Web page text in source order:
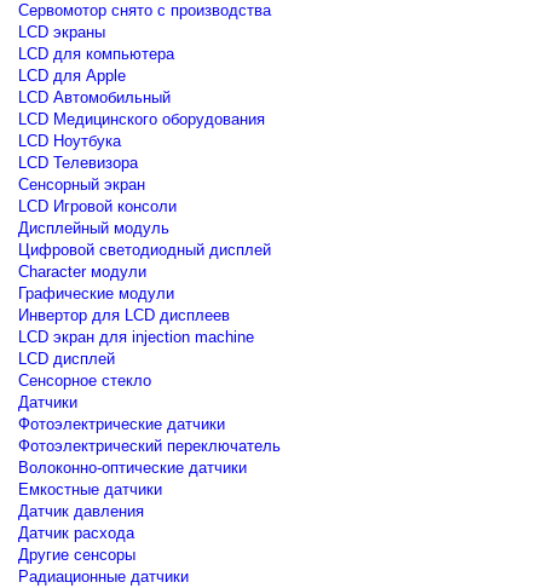
Сервомотор снято с производства
LCD экраны
LCD для компьютера
LCD для Apple
LCD Автомобильный
LCD Медицинского оборудования
LCD Ноутбука
LCD Телевизора
Сенсорный экран
LCD Игровой консоли
Дисплейный модуль
Цифровой светодиодный дисплей
Сharacter модули
Графические модули
Инвертор для LCD дисплеев
LCD экран для injection machine
LCD дисплей
Сенсорное стекло
Датчики
Фотоэлектрические датчики
Фотоэлектрический переключатель
Волоконно-оптические датчики
Емкостные датчики
Датчик давления
Датчик расхода
Другие сенсоры
Радиационные датчики